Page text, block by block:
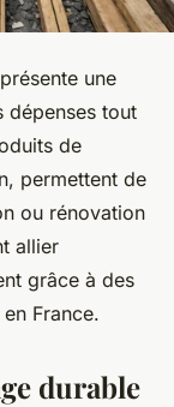
une
dépenses tout
de
permettent de
ou rénovation
allier
grâce à des
France.
durable